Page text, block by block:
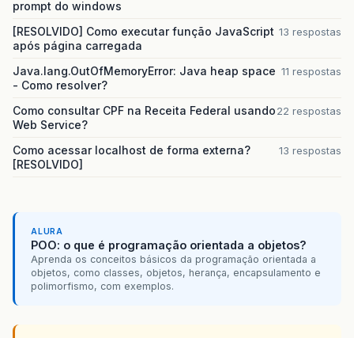
prompt do windows
[RESOLVIDO] Como executar função JavaScript
após página carregada
13 respostas
Java.lang.OutOfMemoryError: Java heap space
- Como resolver?
11 respostas
Como consultar CPF na Receita Federal usando
Web Service?
22 respostas
Como acessar localhost de forma externa?
[RESOLVIDO]
13 respostas
ALURA
POO: o que é programação orientada a objetos?
Aprenda os conceitos básicos da programação orientada a
objetos, como classes, objetos, herança, encapsulamento e
polimorfismo, com exemplos.